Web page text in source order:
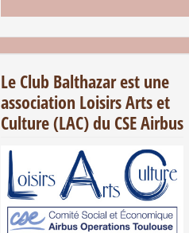
Le Club Balthazar est une
association Loisirs Arts et
Culture (LAC) du CSE Airbus